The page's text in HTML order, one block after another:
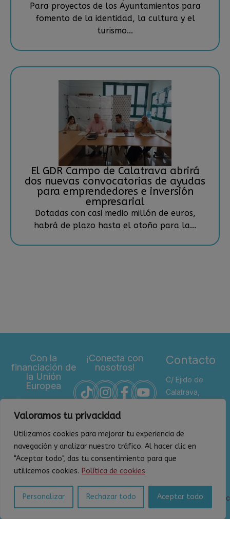
Valoramos tu privacidad
Utilizamos cookies para mejorar tu experiencia de
navegación y analizar nuestro tráfico. Al hacer clic en
"Aceptar todo", das tu consentimiento para que
utilicemos cookies. Política de cookies
Personalizar Rechazar todo Aceptar todo
Para proyectos de los Ayuntamientos para
fomento de la identidad, la cultura y el
turismo...
El GDR Campo de Calatrava abrirá
dos nuevas convocatorias de ayudas
para emprendedores e inversión
empresarial
Dotadas con casi medio millón de euros,
habrá de plazo hasta el otoño para la...
Con la
financiación de
la Unión
Europea
¡Conecta con
nosotros!
Contacto
C/ Ejido de
Calatrava,
(Ciudad
Real)
926 26 12